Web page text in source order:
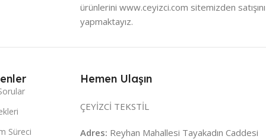
ürünlerini www.ceyizci.com sitemizden satışını
yapmaktayız.
Süreci
Hemen Ulaşın
ÇEYİZCİ TEKSTİL
Adres: Reyhan Mahallesi Tayakadın Caddesi